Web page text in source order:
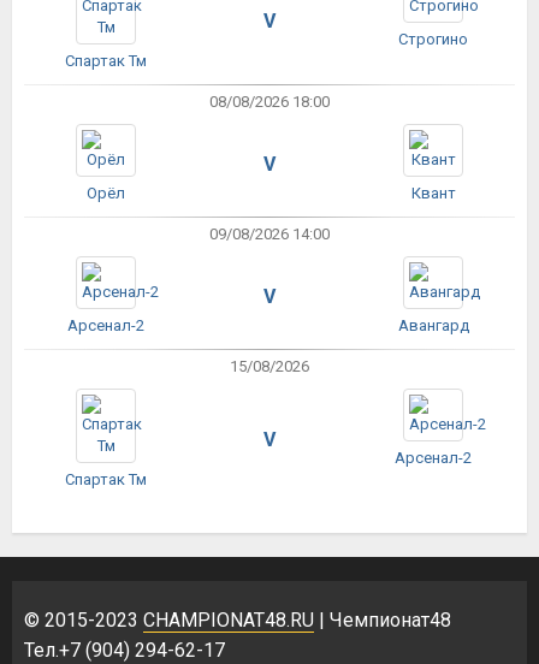
Спартак Тм
V
Строгино
08/08/2026 18:00
Орёл
V
Квант
09/08/2026 14:00
Арсенал-2
V
Авангард
15/08/2026
Спартак Тм
V
Арсенал-2
© 2015-2023 CHAMPIONAT48.RU | Чемпионат48
Тел.+7 (904) 294-62-17